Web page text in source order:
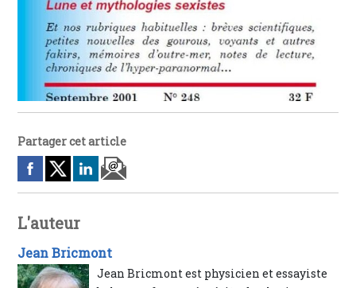
Partager cet article
L'auteur
Jean Bricmont
Jean Bricmont est physicien et essayiste